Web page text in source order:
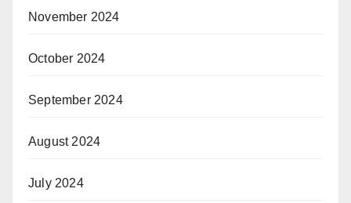
November 2024
October 2024
September 2024
August 2024
July 2024